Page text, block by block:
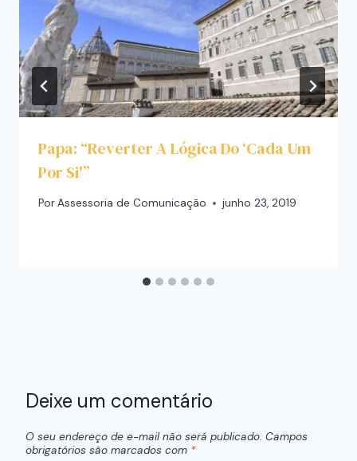
Papa: “reverter A Lógica Do ‘cada Um
Por Si'”
PorAssessoria de Comunicação junho 23, 2019
Deixe um comentário
O seu endereço de e-mail não será publicado. Campos
obrigatórios são marcados com *